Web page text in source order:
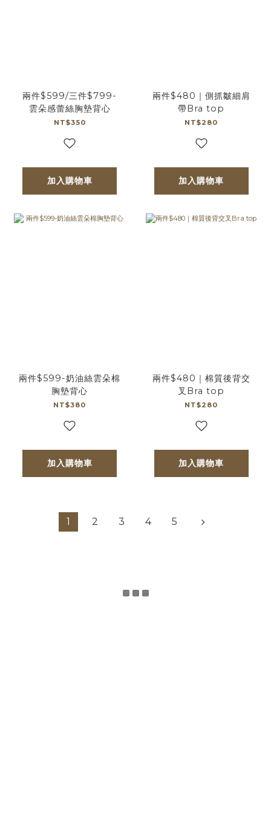
兩件$599/三件$799-
雲朵感蕾絲胸墊背心
NT$350
加入購物車
兩件$480｜側抓皺細肩
帶Bra top
NT$280
加入購物車
兩件$599-奶油絲雲朵棉
胸墊背心
NT$380
加入購物車
兩件$480｜棉質後背交
叉Bra top
NT$280
加入購物車
1 2 3 4 5